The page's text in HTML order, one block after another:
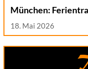
München:
18. Mai 2026